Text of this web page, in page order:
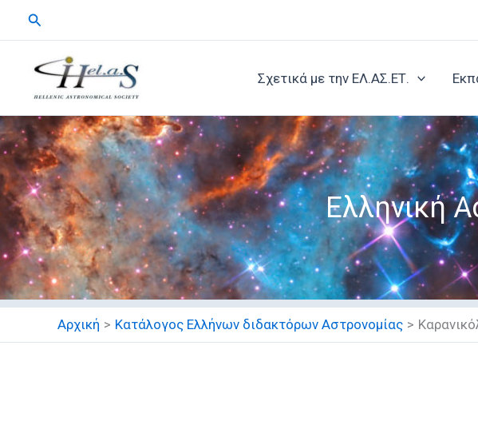
Μετάβαση
περιεχόμενο
Αναζήτηση
Σχετικά με την ΕΛ.ΑΣ.ΕΤ.
Ελληνική
Αρχική Κατάλογος Ελλήνων διδακτόρων Αστρονομίας